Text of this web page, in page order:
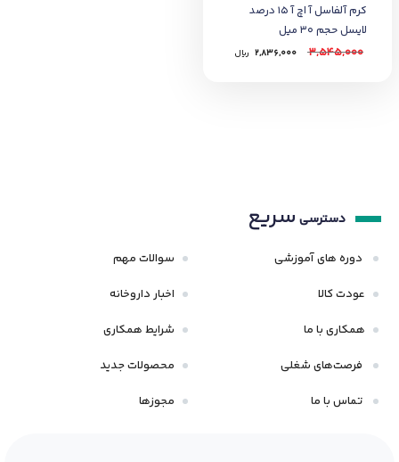
کرم آلفاسل آ اچ آ 15 درصد
لایسل حجم 30 میل
3,545,000
2,836,000 ﷼
دسترسی سریع
دوره های آموزشی
عودت کالا
همکاری با ما
فرصت‌های شغلی
تماس با ما
سوالات مهم
اخبار داروخانه
شرایط همکاری
محصولات جدید
مجوزها